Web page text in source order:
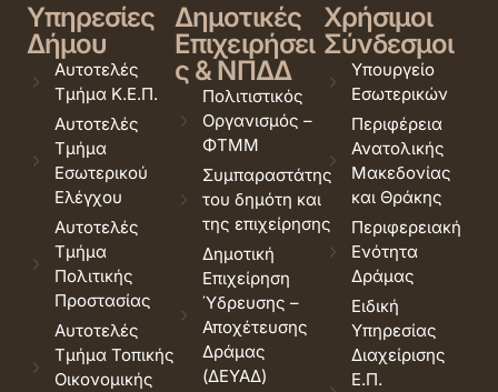
Υπηρεσίες
Δήμου
Αυτοτελές
Τμήμα Κ.Ε.Π.
Αυτοτελές
Τμήμα
Εσωτερικού
Ελέγχου
Αυτοτελές
Τμήμα
Πολιτικής
Προστασίας
Αυτοτελές
Τμήμα Τοπικής
Οικονομικής
Δημοτικές
Επιχειρήσει
ς & ΝΠΔΔ
Πολιτιστικός
Οργανισμός –
ΦΤΜΜ
Συμπαραστάτης
του δημότη και
της επιχείρησης
Δημοτική
Επιχείρηση
Ύδρευσης –
Αποχέτευσης
Δράμας
(ΔΕΥΑΔ)
Χρήσιμοι
Σύνδεσμοι
Υπουργείο
Εσωτερικών
Περιφέρεια
Ανατολικής
Μακεδονίας
και Θράκης
Περιφερειακή
Ενότητα
Δράμας
Ειδική
Υπηρεσίας
Διαχείρισης
Ε.Π.